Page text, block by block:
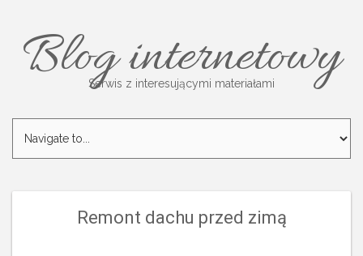
Blog internetowy
Serwis z interesującymi materiałami
Remont dachu przed zimą